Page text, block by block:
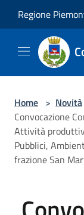
Regione
Home > Novità
Convocazione
Attività
Pubblici,
frazione San